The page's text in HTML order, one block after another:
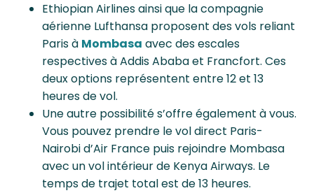
Ethiopian Airlines ainsi que la compagnie
aérienne Lufthansa proposent des vols reliant
Paris à Mombasa avec des escales
respectives à Addis Ababa et Francfort. Ces
deux options représentent entre 12 et 13
heures de vol.
Une autre possibilité s’offre également à vous.
Vous pouvez prendre le vol direct Paris-
Nairobi d’Air France puis rejoindre Mombasa
avec un vol intérieur de Kenya Airways. Le
temps de trajet total est de 13 heures.